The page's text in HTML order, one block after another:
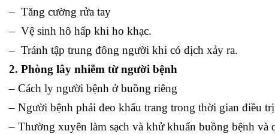
– Tăng cường rửa tay
– Vệ sinh hô hấp khi ho khạc.
– Tránh tập trung đông người khi có dịch xảy ra.
2. Phòng lây nhiễm từ người bệnh
– Cách ly người bệnh ở buồng riêng
– Người bệnh phải đeo khẩu trang trong thời gian điều trị
– Thường xuyên làm sạch và khử khuẩn buồng bệnh và